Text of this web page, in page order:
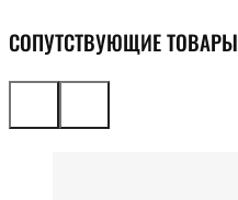
СОПУТСТВУЮЩИЕ ТОВАРЫ